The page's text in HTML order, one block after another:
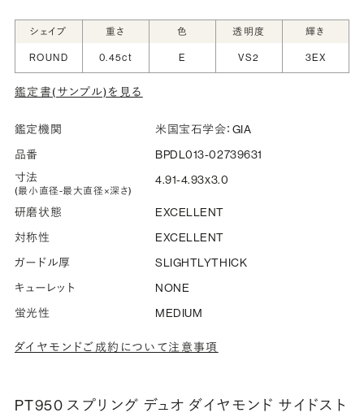
シークレットストーン：指輪の内側に留める宝石のこ
と
指輪の内側に、誕生石やピンクダイヤモンドなど、お好みの
宝石を選んでセッティングすることができます。ショッピング
詳しく見る
シェイプ 重さ 色 透明度 輝き
ROUND 0.45ct E VS2 3EX
鑑定書(サンプル)を見る
鑑定機関
米国宝石学会：GIA
品番
BPDL013-02739631
寸法
(最小直径-最大直径×深さ)
4.91-4.93x3.0
研磨状態
EXCELLENT
対称性
EXCELLENT
ガードル厚
SLIGHTLYTHICK
キューレット
NONE
蛍光性
MEDIUM
ダイヤモンドご成約について注意事項
PT950 スプリング デュオ ダイヤモンド サイドスト